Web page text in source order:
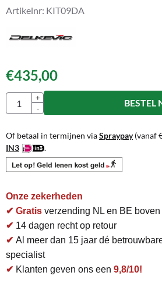
Artikelnr: KIT09DA
€435,00
Aantal
+
-
BESTEL
Of betaal in termijnen viaSpraypay(vanaf
IN3
.
Onze zekerheden
✔ Gratis verzending NL en BE
✔ 14 dagen recht op retour
✔ Al meer dan 15 jaar dé
specialist
✔ Klanten geven ons een 9,8/10!